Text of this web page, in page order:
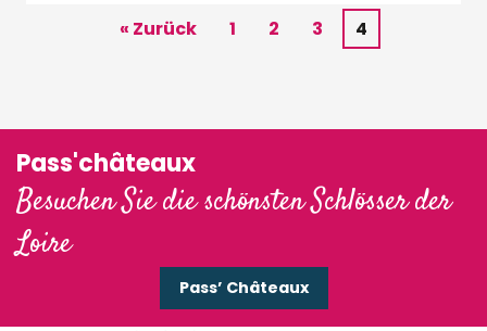
« Zurück 1 2 3 4
Pass'châteaux
Besuchen Sie die schönsten Schlösser der
Loire
Pass’ Châteaux